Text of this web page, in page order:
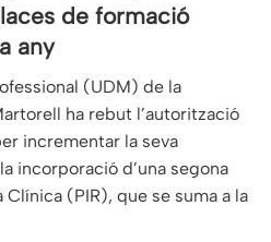
de formació
any
(UDM) de la
ha rebut l’autorització
incrementar la seva
incorporació d’una segona
(PIR), que se suma a la